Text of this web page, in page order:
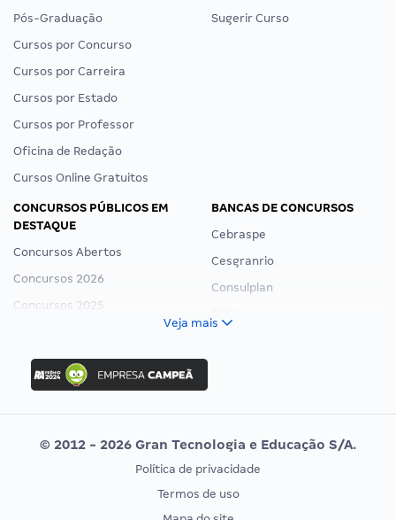
Pós-Graduação
Cursos por Concurso
Cursos por Carreira
Cursos por Estado
Cursos por Professor
Oficina de Redação
Cursos Online Gratuitos
Sugerir Curso
CONCURSOS PÚBLICOS EM
DESTAQUE
Concursos Abertos
Concursos 2026
Concursos 2025
Concurso Ibama
Concurso MPU
Editais publicados
BANCAS DE CONCURSOS
Cebraspe
Cesgranrio
Consulplan
Vunesp
CONCURSOS POR PROFISSÃO
EXAME DE ORDEM
Veja mais
© 2012 - 2026 Gran Tecnologia e Educação S/A.
Política de privacidade
Termos de uso